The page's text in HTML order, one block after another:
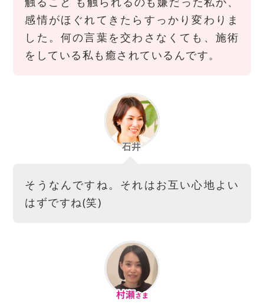
感情がほぐれてきたらすっかり変わりま
した。何の言葉を交わさなくても、施術
をしている私も癒されているんです。
そうなんですね。それはお互い心地よい
はずですね(笑)